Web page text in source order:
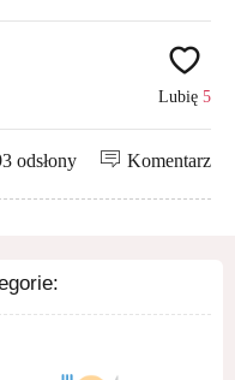
Lubię 5
Komentarz
odsłony